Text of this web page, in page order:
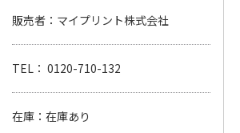
販売者：マイプリント株式会社
TEL： 0120-710-132
在庫：在庫あり